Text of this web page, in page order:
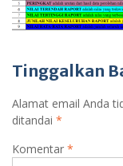
Tinggalkan
Alamat email Anda
ditandai *
Komentar *